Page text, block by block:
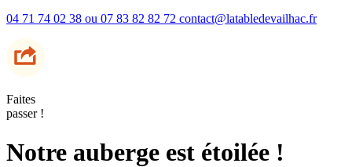
04 71 74 02 38 ou 07 83 82 82 72 contact@latabledevailhac.fr
Faites
passer !
Notre auberge est étoilée !